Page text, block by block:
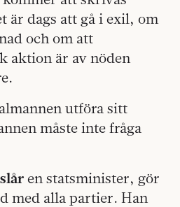
är dags att gå i exil, om
och om att
aktion är av nöden
utföra sitt
måste inte fråga
en statsminister, gör
med alla partier. Han